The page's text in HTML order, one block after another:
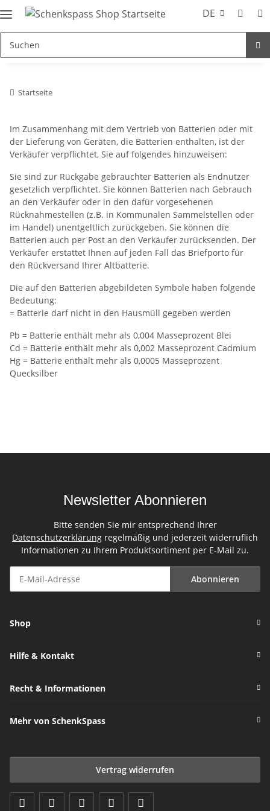
DE
Startseite
Im Zusammenhang mit dem Vertrieb von Batterien oder mit
der Lieferung von Geräten, die Batterien enthalten, ist der
Verkäufer verpflichtet, Sie auf folgendes hinzuweisen:
Sie sind zur Rückgabe gebrauchter Batterien als Endnutzer
gesetzlich verpflichtet. Sie können Batterien nach Gebrauch
an den Verkäufer oder in den dafür vorgesehenen
Rücknahmestellen (z.B. in Kommunalen Sammelstellen oder
im Handel) unentgeltlich zurückgeben. Sie können die
Batterien auch per Post an den Verkäufer zurücksenden. Der
Verkäufer erstattet Ihnen auf jeden Fall das Briefporto für
den Rückversand Ihrer Altbatterie.
Die auf den Batterien abgebildeten Symbole haben folgende
Bedeutung:
= Batterie darf nicht in den Hausmüll gegeben werden
Pb = Batterie enthält mehr als 0,004 Masseprozent Blei
Cd = Batterie enthält mehr als 0,002 Masseprozent Cadmium
Hg = Batterie enthält mehr als 0,0005 Masseprozent
Quecksilber
Newsletter Abonnieren
Bitte senden Sie mir entsprechend Ihrer
Datenschutzerklärung regelmäßig und jederzeit widerruflich
Informationen zu Ihrem Produktsortiment per E-Mail zu.
Abonnieren
Shop
Hilfe & Kontakt
Recht & Informationen
Mehr von SchenkSpass
Vertrag widerrufen